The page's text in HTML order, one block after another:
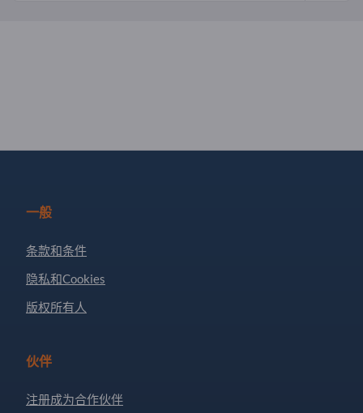
一般
条款和条件
隐私和Cookies
版权所有人
伙伴
注册成为合作伙伴